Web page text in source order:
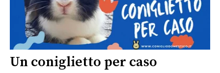
Un coniglietto per caso